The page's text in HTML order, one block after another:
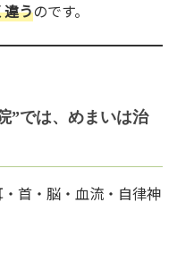
違うのです。
”では、めまいは治
首・脳・血流・自律神